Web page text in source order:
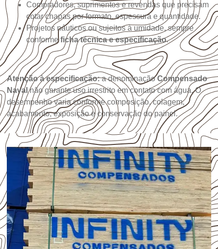
Compradores, suprimentos e revendas que precisam
cotar chapas por formato, espessura e quantidade.
Projetos náuticos ou sujeitos à umidade, sempre
conformeficha técnica e especificação.
Atenção à especificação:a denominaçãoCompensado
Naval não garante uso irrestrito em contato com água. O
desempenho varia conforme composição, colagem,
acabamento, exposição e conservação do painel.